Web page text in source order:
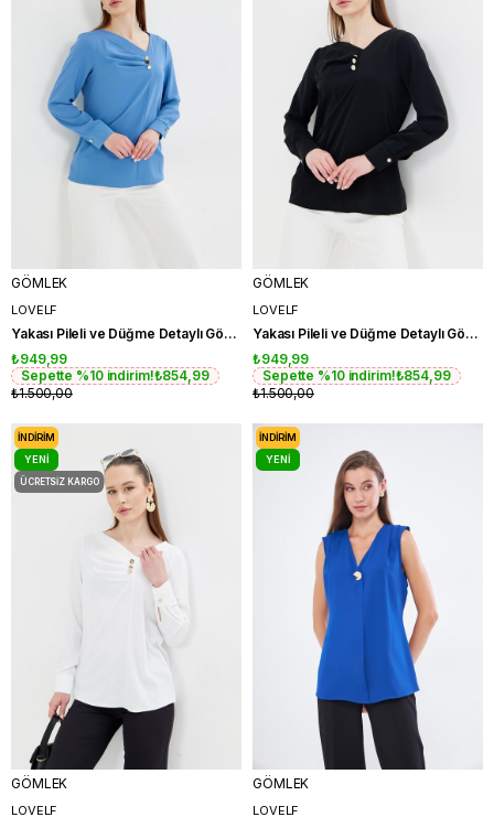
GÖMLEK
LOVELF
Yakası Pileli ve Düğme Detaylı Gömlek İndigo
₺949,99
Sepette %10 indirim!₺854,99
₺1.500,00
GÖMLEK
LOVELF
Yakası Pileli ve Düğme Detaylı Gömlek Siyah
₺949,99
Sepette %10 indirim!₺854,99
₺1.500,00
GÖMLEK
LOVELF
İNDIRIM
YENI
ÜRÜN
ÜCRETSIZ KARGO
GÖMLEK
LOVELF
İNDIRIM
YENI